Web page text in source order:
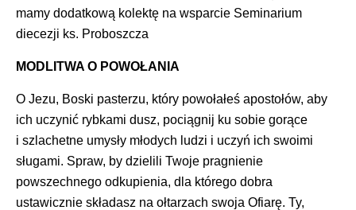
mamy dodatkową kolektę na wsparcie Seminarium
diecezji ks. Proboszcza
MODLITWA O POWOŁANIA
O Jezu, Boski pasterzu, który powołałeś apostołów, aby
ich uczynić rybkami dusz, pociągnij ku sobie gorące
i szlachetne umysły młodych ludzi i uczyń ich swoimi
sługami. Spraw, by dzielili Twoje pragnienie
powszechnego odkupienia, dla którego dobra
ustawicznie składasz na ołtarzach swoja Ofiarę. Ty,